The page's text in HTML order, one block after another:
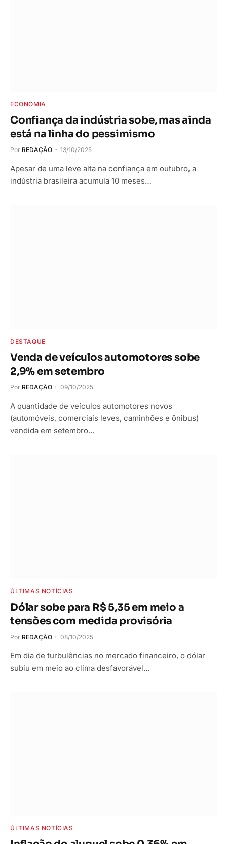
ECONOMIA
Confiança da indústria sobe, mas ainda
está na linha do pessimismo
Por REDAÇÃO 13/10/2025
Apesar de uma leve alta na confiança em outubro, a
indústria brasileira acumula 10 meses…
DESTAQUE
Venda de veículos automotores sobe
2,9% em setembro
Por REDAÇÃO 09/10/2025
A quantidade de veículos automotores novos
(automóveis, comerciais leves, caminhões e ônibus)
vendida em setembro…
ÚLTIMAS NOTÍCIAS
Dólar sobe para R$ 5,35 em meio a
tensões com medida provisória
Por REDAÇÃO 08/10/2025
Em dia de turbulências no mercado financeiro, o dólar
subiu em meio ao clima desfavorável…
ÚLTIMAS NOTÍCIAS